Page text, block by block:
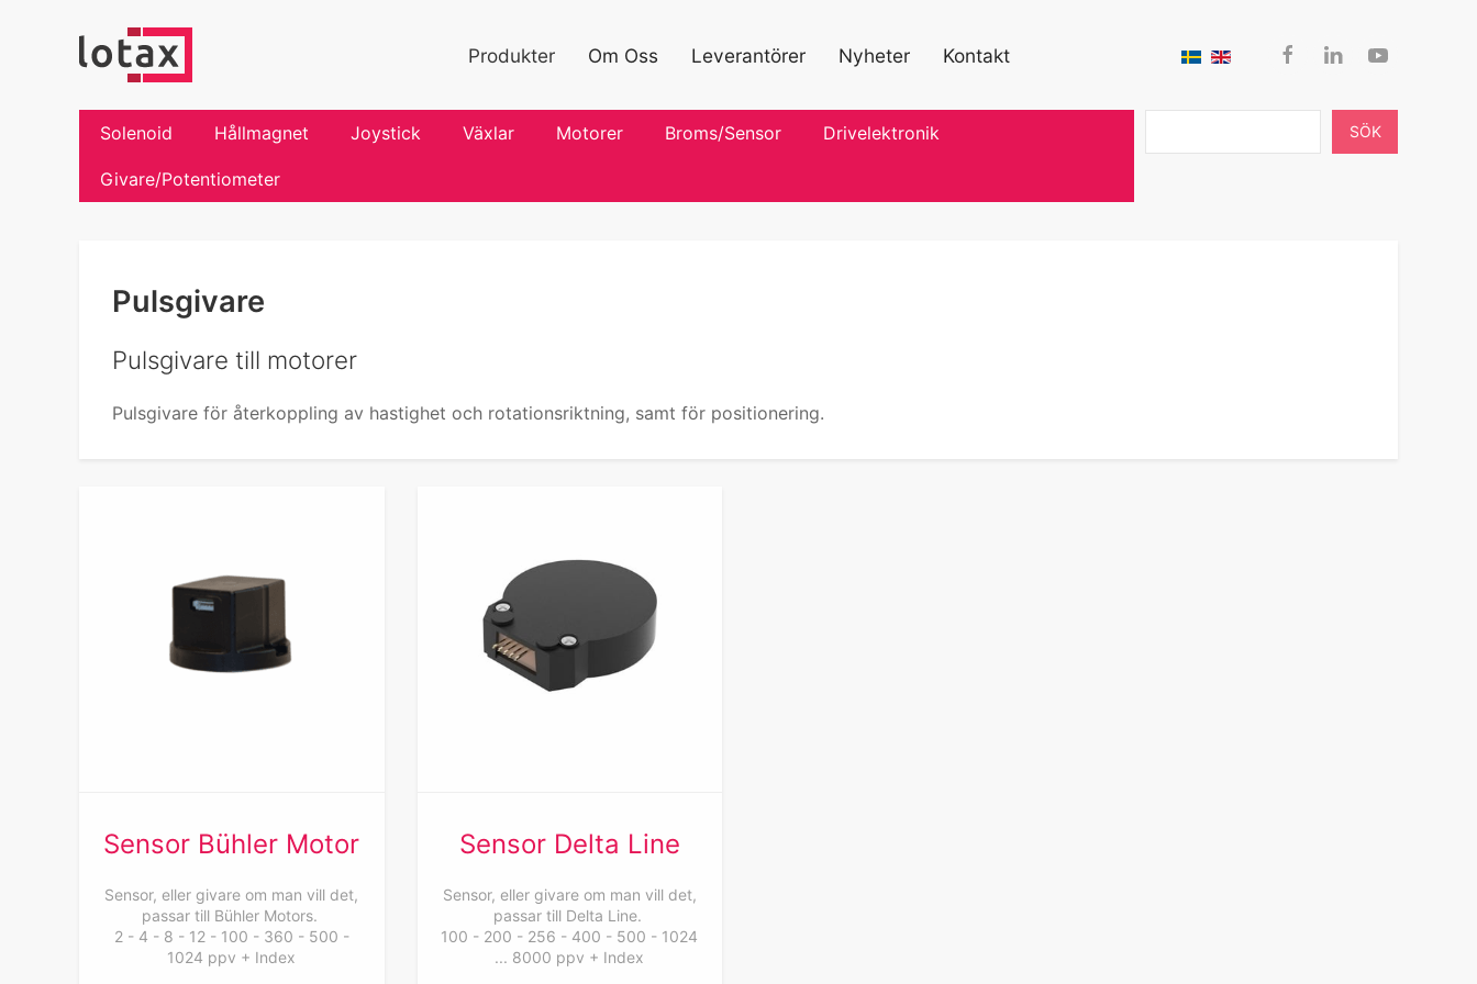
Produkter Om Oss Leverantörer Nyheter Kontakt
Solenoid Hållmagnet Joystick Växlar Motorer Broms/Sensor Drivelektronik
Givare/Potentiometer
SÖK
Pulsgivare
Pulsgivare till motorer
Pulsgivare för återkoppling av hastighet och rotationsriktning, samt för positionering.
Sensor Bühler Motor
Sensor, eller givare om man vill det,
passar till Bühler Motors.
2 - 4 - 8 - 12 - 100 - 360 - 500 -
1024 ppv + Index
Sensor Delta Line
Sensor, eller givare om man vill det,
passar till Delta Line.
100 - 200 - 256 - 400 - 500 - 1024
... 8000 ppv + Index